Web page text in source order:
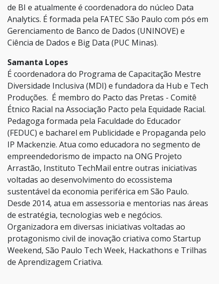
de BI e atualmente é coordenadora do núcleo Data
Analytics. É formada pela FATEC São Paulo com pós em
Gerenciamento de Banco de Dados (UNINOVE) e
Ciência de Dados e Big Data (PUC Minas).
Samanta Lopes
É coordenadora do Programa de Capacitação Mestre
Diversidade Inclusiva (MDI) e fundadora da Hub e Tech
Produções. É membro do Pacto das Pretas - Comitê
Étnico Racial na Associação Pacto pela Equidade Racial.
Pedagoga formada pela Faculdade do Educador
(FEDUC) e bacharel em Publicidade e Propaganda pelo
IP Mackenzie. Atua como educadora no segmento de
empreendedorismo de impacto na ONG Projeto
Arrastão, Instituto TechMail entre outras iniciativas
voltadas ao desenvolvimento do ecossistema
sustentável da economia periférica em São Paulo.
Desde 2014, atua em assessoria e mentorias nas áreas
de estratégia, tecnologias web e negócios.
Organizadora em diversas iniciativas voltadas ao
protagonismo civil de inovação criativa como Startup
Weekend, São Paulo Tech Week, Hackathons e Trilhas
de Aprendizagem Criativa.